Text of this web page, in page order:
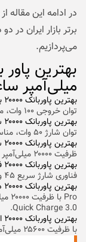
در ادامه این مقاله از
می‌پردازیم.
میلی‌آمپر
بهترین پاوربانک ۲۰۰۰۰ باسئوس
توان خروجی ۱۰۰ وات، مناسب برای شارژ لپ‌تاپ‌ها و دستگاه‌های پرمصرف.
بهترین پاوربانک ۲۰۰۰۰ شیائومی
توان شارژ ۵۰ وات، مناسب برای شارژ سریع گوشی‌ها و لپ‌تاپ‌ها.
بهترین پاوربانک ۲۰۰۰۰ سامسونگ
ظرفیت ۲۰۰۰۰ میلی‌آمپر ساعت و پشتیبانی از شارژ سریع.
بهترین پاوربانک ۲۰۰۰۰ فست شارژ
فناوری شارژ سریع ۴۵ واتی، مناسب برای شارژ سریع دستگاه‌ها.
بهترین پاوربانک ۲۰۰۰۰ در کل
Quick Charge 3.0.
بهترین پاوربانک ۲۰۰۰۰ انکر
با ظرفیت ۲۵۶۰۰ میلی‌آمپر ساعت و فناوری‌های PowerIQ و VoltageBoost.